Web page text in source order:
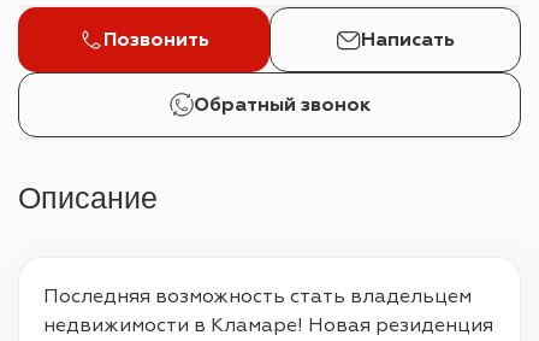
Позвонить Написать
Обратный звонок
Описание
Последняя возможность стать владельцем
недвижимости в Кламаре! Новая резиденция